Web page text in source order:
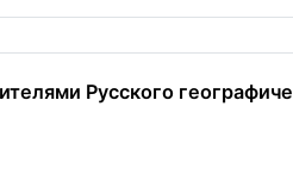
Русского